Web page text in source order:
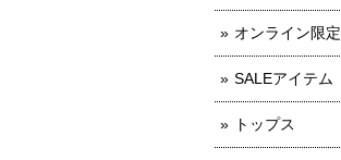
オンライン限定
SALEアイテム
トップス